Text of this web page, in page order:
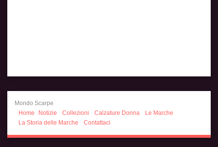
Mondo Scarpe
Home
Notizie Collezioni Calzature Donna
Le Marche
La Storia delle Marche
Contattaci